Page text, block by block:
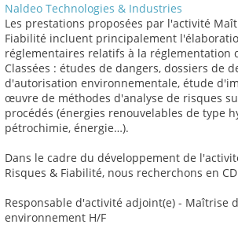
Naldeo Technologies & Industries
Les prestations proposées par l'activité
Fiabilité incluent principalement
réglementaires relatifs à la réglementation
Classées : études de dangers, dossiers de
d'autorisation environnementale, étude
œuvre de méthodes d'analyse de risques
procédés (énergies renouvelables de type
pétrochimie, énergie…).
Dans le cadre du développement de
Risques & Fiabilité, nous recherchons en
Responsable d'activité adjoint(e) - Maîtrise
environnement H/F